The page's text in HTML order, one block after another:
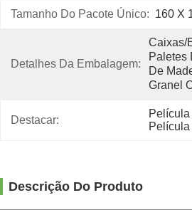
Tamanho Do Pacote Único: 160 X
Detalhes Da Embalagem:
Caixas/
Paletes
De
Granel
Destacar:
Descrição Do Produto